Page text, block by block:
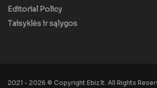
Editorial Policy
Taisyklės ir sąlygos
2021 - 2026 © Copyright Ebiz.lt. All Rights